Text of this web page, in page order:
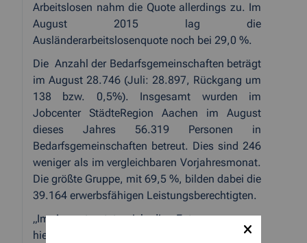
Arbeitslosen nahm die Quote allerdings zu. Im
August 2015 lag die
Ausländerarbeitslosenquote noch bei 29,0 %.
Die Anzahl der Bedarfsgemeinschaften beträgt
im August 28.746 (Juli: 28.897, Rückgang um
138 bzw. 0,5%). Insgesamt wurden im
Jobcenter StädteRegion Aachen im August
dieses Jahres 56.319 Personen in
Bedarfsgemeinschaften betreut. Dies sind 246
weniger als im vergleichbaren Vorjahresmonat.
Die größte Gruppe, mit 69,5 %, bilden dabei die
39.164 erwerbsfähigen Leistungsberechtigten.
„Im August setzte sich die
Entspannung am
hiesigen Arbeitsmarkt fort. Mit dem Ferienende